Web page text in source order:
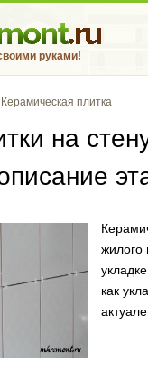
руками!
Керамическая плитка
на
жилого
как